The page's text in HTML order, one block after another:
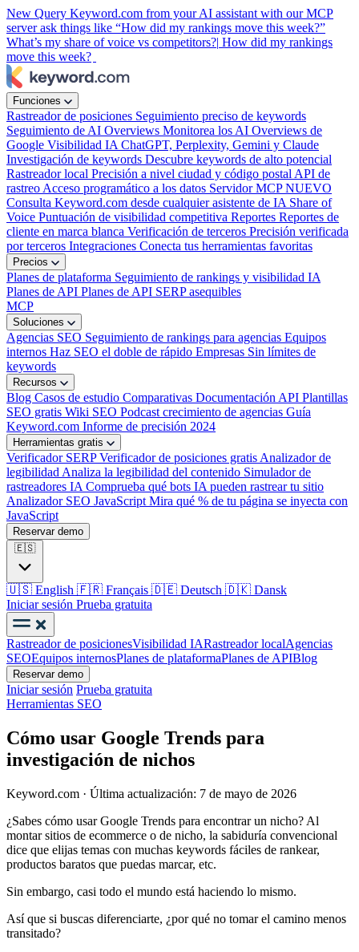
New Query Keyword.com from your AI assistant with our MCP
server ask things like “How did my rankings move this week?”
What’s my share of voice vs competitors?| How did my rankings
move this week?
Funciones
Rastreador de posiciones Seguimiento preciso de keywords
Seguimiento de AI Overviews Monitorea los AI Overviews de
Google Visibilidad IA ChatGPT, Perplexity, Gemini y Claude
Investigación de keywords Descubre keywords de alto potencial
Rastreador local Precisión a nivel ciudad y código postal API de
rastreo Acceso programático a los datos Servidor MCPNUEVO
Consulta Keyword.com desde cualquier asistente de IA Share of
Voice Puntuación de visibilidad competitiva Reportes Reportes de
cliente en marca blanca Verificación de terceros Precisión verificada
por terceros Integraciones Conecta tus herramientas favoritas
Precios
Planes de plataforma Seguimiento de rankings y visibilidad IA
Planes de API Planes de API SERP asequibles
MCP
Soluciones
Agencias SEO Seguimiento de rankings para agencias Equipos
internos Haz SEO el doble de rápido Empresas Sin límites de
keywords
Recursos
Blog Casos de estudio Comparativas Documentación API Plantillas
SEO gratis Wiki SEO Podcast crecimiento de agencias Guía
Keyword.com Informe de precisión 2024
Herramientas gratis
Verificador SERPVerificador de posiciones gratis Analizador de
legibilidad Analiza la legibilidad del contenido Simulador de
rastreadores IA Comprueba qué bots IA pueden rastrear tu sitio
Analizador SEO JavaScript Mira qué % de tu página se inyecta con
JavaScript
Reservar demo
🇪🇸
🇺🇸 English 🇫🇷 Français 🇩🇪 Deutsch 🇩🇰 Dansk
Iniciar sesión Prueba gratuita
Rastreador de posicionesVisibilidad IARastreador localAgencias
SEOEquipos internosPlanes de plataformaPlanes de APIBlog
Reservar demo
Iniciar sesión Prueba gratuita
Herramientas SEO
Cómo usar Google Trends para
investigación de nichos
Keyword.com · Última actualización: 7 de mayo de 2026
¿Sabes cómo usar Google Trends para encontrar un nicho? Al
montar sitios de ecommerce o de nicho, la sabiduría convencional
dice que elijas temas con muchas keywords fáciles de rankear,
productos baratos que puedas marcar, etc.
Sin embargo, casi todo el mundo está haciendo lo mismo.
Así que si buscas diferenciarte, ¿por qué no tomar el camino menos
transitado?